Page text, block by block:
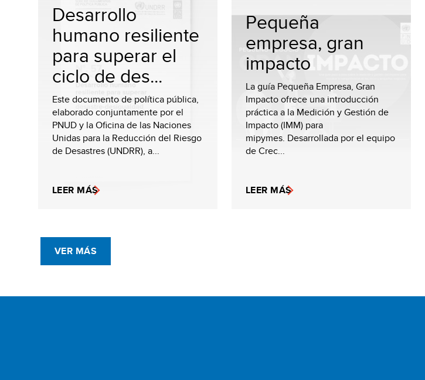
Desarrollo
humano resiliente
para superar el
ciclo de des...
Este documento de política pública,
elaborado conjuntamente por el
PNUD y la Oficina de las Naciones
Unidas para la Reducción del Riesgo
de Desastres (UNDRR), a...
LEER MÁS
Pequeña
empresa, gran
impacto
La guía Pequeña Empresa, Gran
Impacto ofrece una introducción
práctica a la Medición y Gestión de
Impacto (IMM) para
mipymes. Desarrollada por el equipo
de Crec...
LEER MÁS
VER MÁS